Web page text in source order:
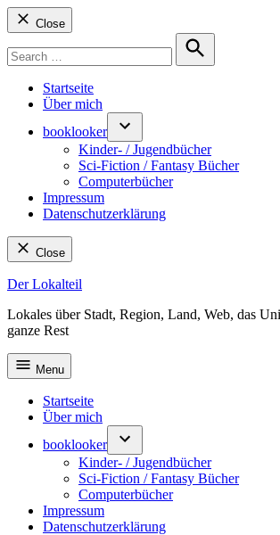
Close
for:
Search
Startseite
Über mich
booklooker
Kinder- / Jugendbücher
Sci-Fiction / Fantasy Bücher
Computerbücher
Impressum
Datenschutzerklärung
Close
Skip
content
Der Lokalteil
Lokales über Stadt, Region, Land, Web, das
ganze Rest
Menu
Startseite
Über mich
booklooker
Kinder- / Jugendbücher
Sci-Fiction / Fantasy Bücher
Computerbücher
Impressum
Datenschutzerklärung